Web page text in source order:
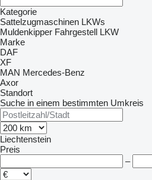
Kategorie
Sattelzugmaschinen LKWs
Muldenkipper Fahrgestell LKW
Marke
DAF
XF
MAN Mercedes-Benz
Axor
Standort
Suche in einem bestimmten Umkreis
Liechtenstein
Preis
–